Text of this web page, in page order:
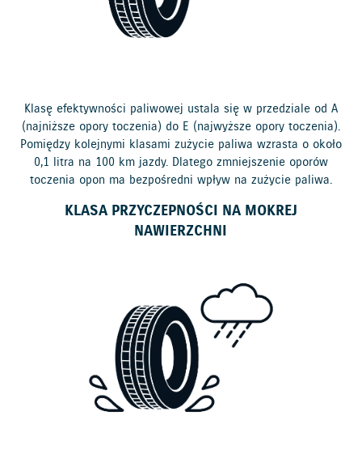
Klasę efektywności paliwowej ustala się w przedziale od A
(najniższe opory toczenia) do E (najwyższe opory toczenia).
Pomiędzy kolejnymi klasami zużycie paliwa wzrasta o około
0,1 litra na 100 km jazdy. Dlatego zmniejszenie oporów
toczenia opon ma bezpośredni wpływ na zużycie paliwa.
KLASA PRZYCZEPNOŚCI NA MOKREJ
NAWIERZCHNI